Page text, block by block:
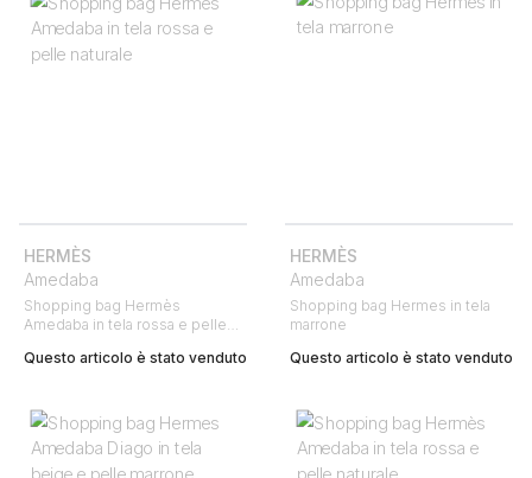
HERMÈS
Amedaba
Shopping bag Hermès
Amedaba in tela rossa e pelle
Questo articolo è stato venduto
HERMÈS
Amedaba
Shopping bag Hermes in tela
marrone
Questo articolo è stato venduto